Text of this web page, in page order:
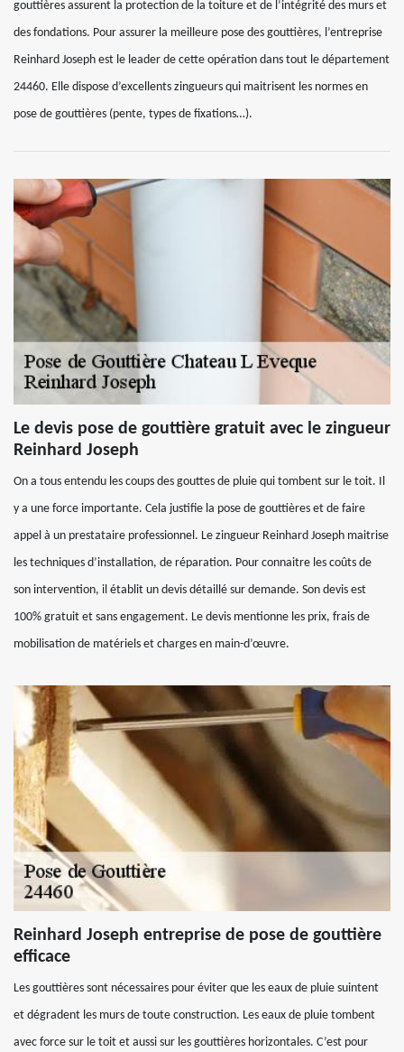
gouttières assurent la protection de la toiture et de l’intégrité des murs et
des fondations. Pour assurer la meilleure pose des gouttières, l’entreprise
Reinhard Joseph est le leader de cette opération dans tout le département
24460. Elle dispose d’excellents zingueurs qui maitrisent les normes en
pose de gouttières (pente, types de fixations…).
Le devis pose de gouttière gratuit avec le zingueur
Reinhard Joseph
On a tous entendu les coups des gouttes de pluie qui tombent sur le toit. Il
y a une force importante. Cela justifie la pose de gouttières et de faire
appel à un prestataire professionnel. Le zingueur Reinhard Joseph maitrise
les techniques d’installation, de réparation. Pour connaitre les coûts de
son intervention, il établit un devis détaillé sur demande. Son devis est
100% gratuit et sans engagement. Le devis mentionne les prix, frais de
mobilisation de matériels et charges en main-d’œuvre.
Reinhard Joseph entreprise de pose de gouttière
efficace
Les gouttières sont nécessaires pour éviter que les eaux de pluie suintent
et dégradent les murs de toute construction. Les eaux de pluie tombent
avec force sur le toit et aussi sur les gouttières horizontales. C’est pour